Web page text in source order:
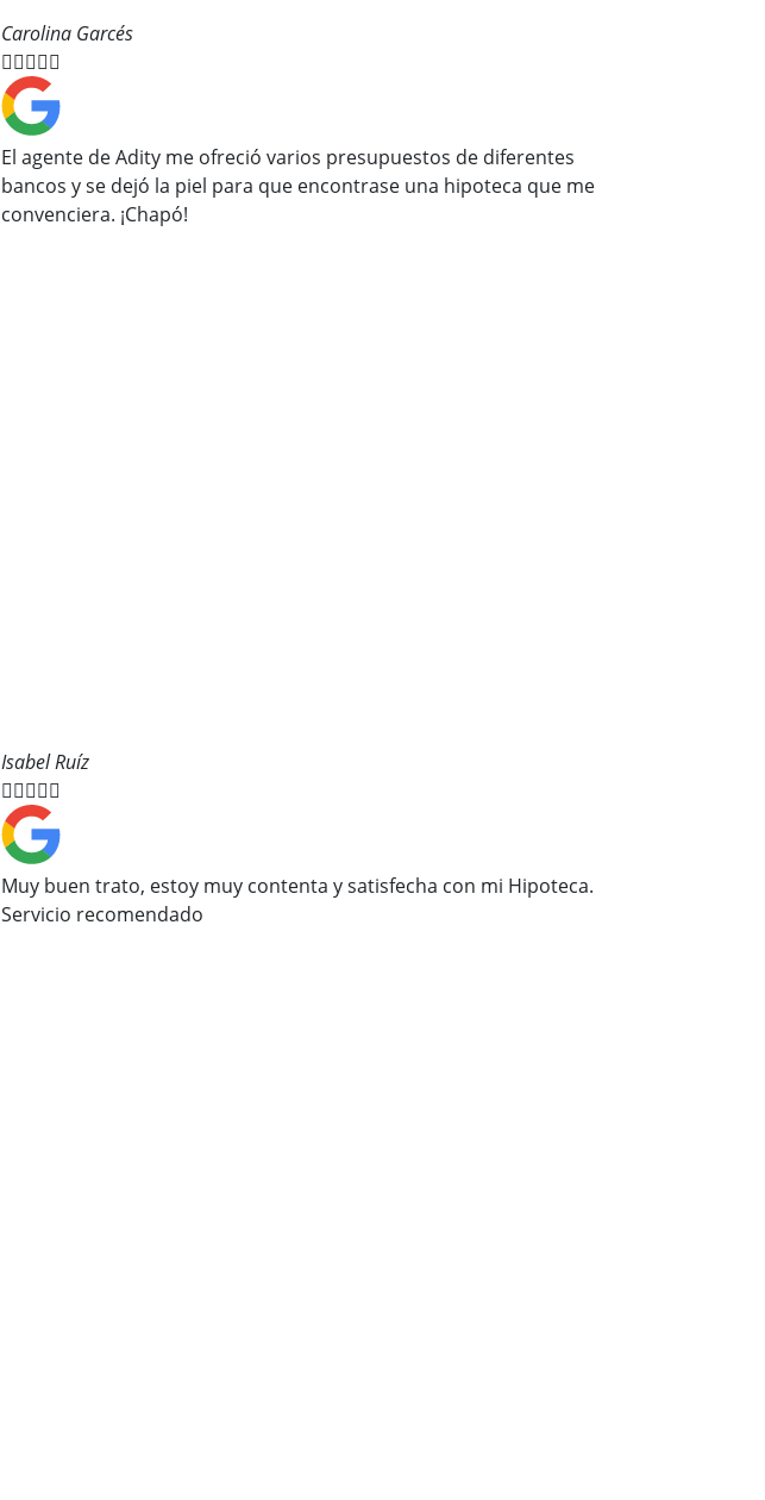
Carolina Garcés

El agente de Adity me ofreció varios presupuestos de diferentes
bancos y se dejó la piel para que encontrase una hipoteca que me
convenciera. ¡Chapó!
Isabel Ruíz

Muy buen trato, estoy muy contenta y satisfecha con mi Hipoteca.
Servicio recomendado